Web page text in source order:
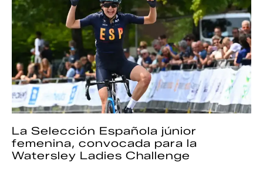
La Selección Española júnior
femenina, convocada para la
Watersley Ladies Challenge